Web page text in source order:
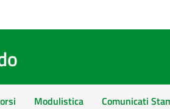
Modulistica Comunicati